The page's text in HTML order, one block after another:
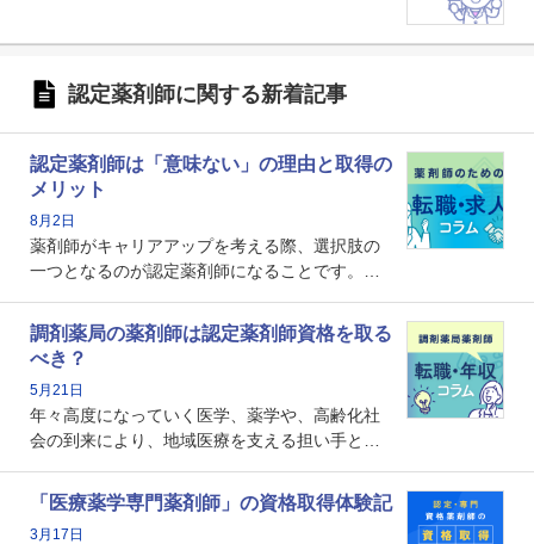
認定薬剤師に関する新着記事
認定薬剤師は「意味ない」の理由と取得の
メリット
8月2日
薬剤師がキャリアアップを考える際、選択肢の
一つとなるのが認定薬剤師になることです。し
という声を聞いたことがあるかもしれません。
本記事では、認定薬剤師が「意味ない」といわ
れる理由や、取得するメリット、年収・キャリ
アへの影響を解説します。
調剤薬局の薬剤師は認定薬剤師資格を取る
べき？
5月21日
年々高度になっていく医学、薬学や、高齢化社
会の到来により、地域医療を支える担い手とし
で、重要度が増しているのが認定薬剤師という
資格です。認定薬剤師とはいったいどんな資格
「医療薬学専門薬剤師」の資格取得体験記
3月17日